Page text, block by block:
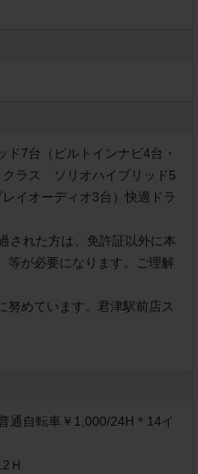
ド7台（ビルトインナビ4台・
ラス　ソリオハイブリッド5
イオーディオ3台）快適ドラ
された方は、免許証以外に本
等が必要になります。ご理解
努めています。君津駅前店ス
通自転車￥1,000/24H＊14イ
Ｈ